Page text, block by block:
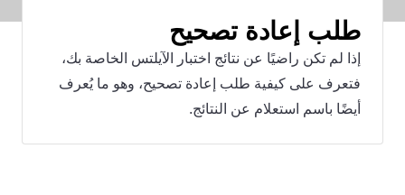
طلب إعادة تصحيح
إذا لم تكن راضيًا عن نتائج اختبار الآيلتس الخاصة بك،
فتعرف على كيفية طلب إعادة تصحيح، وهو ما يُعرف
أيضًا باسم استعلام عن النتائج.